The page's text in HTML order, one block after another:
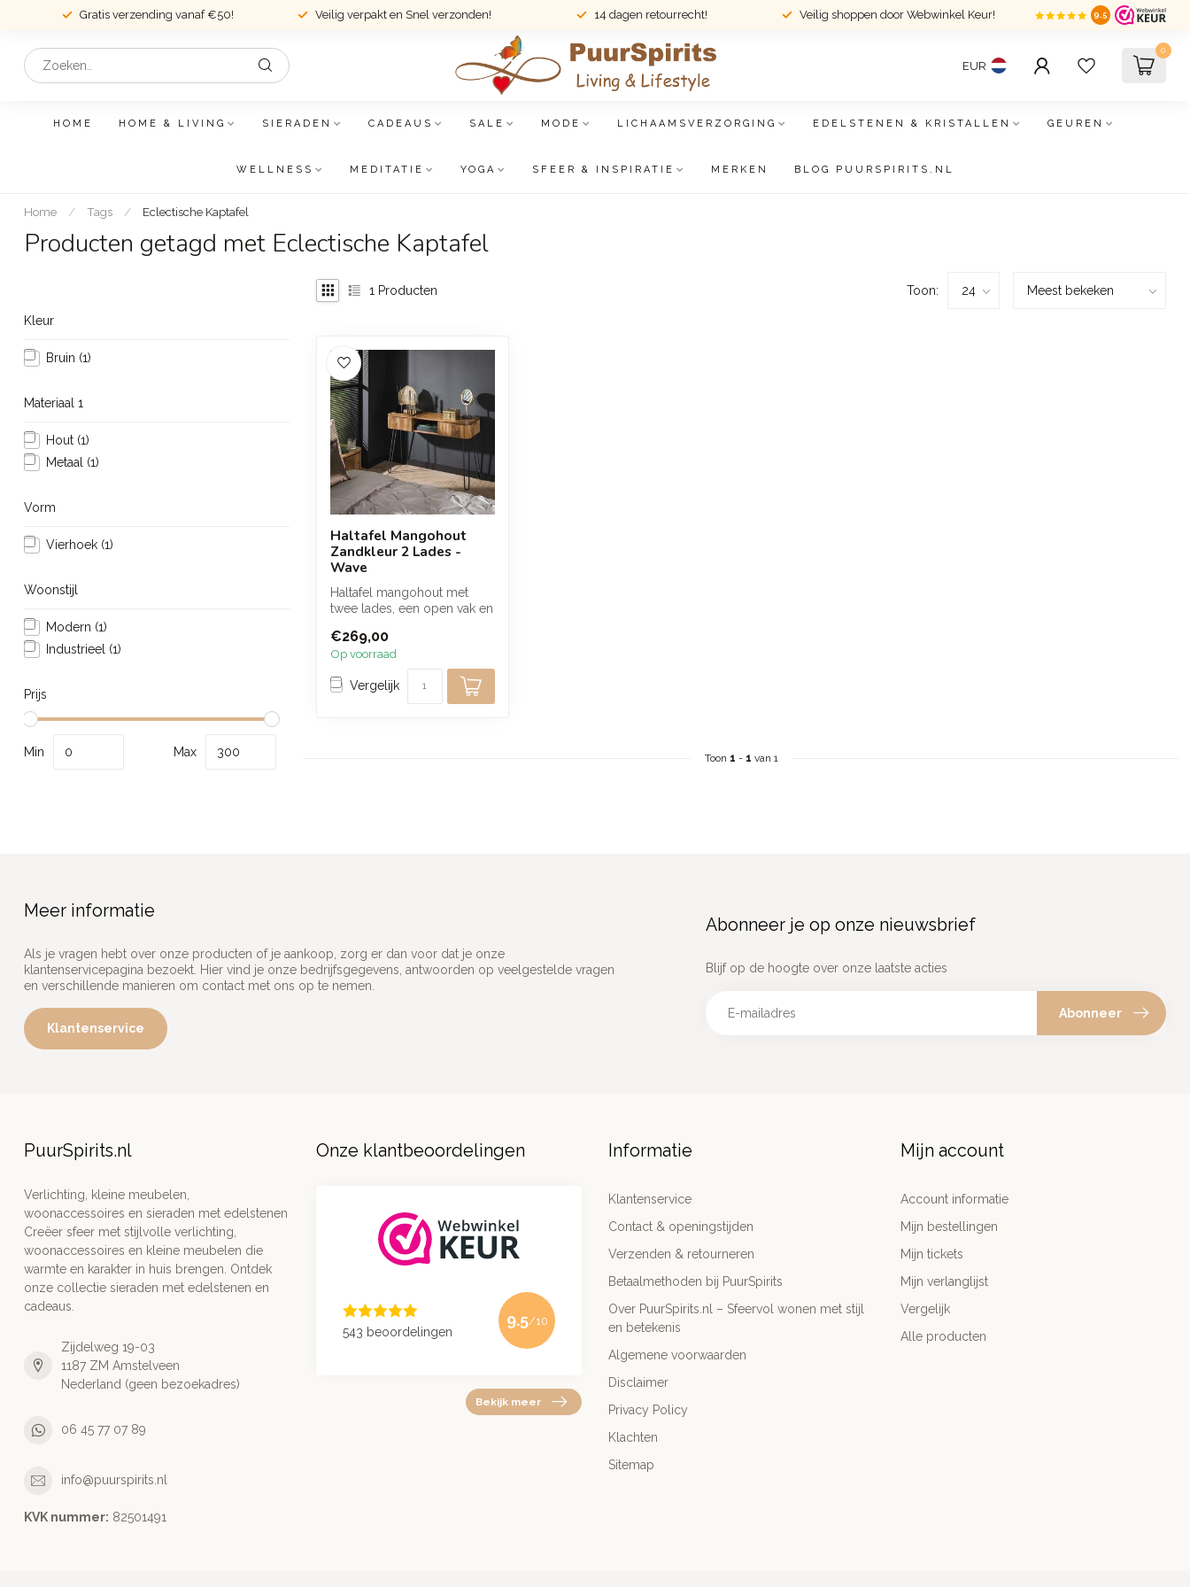
Gratis verzending vanaf €50! Veilig verpakt en Snel verzonden! 14 dagen retourrecht! Veilig shoppen door Webwinkel Keur! 9.5
EUR
0
HOME HOME & LIVING SIERADEN CADEAUS SALE MODE LICHAAMSVERZORGING EDELSTENEN & KRISTALLEN GEUREN
WELLNESS MEDITATIE YOGA SFEER & INSPIRATIE MERKEN BLOG PUURSPIRITS.NL
Home / Tags / Eclectische Kaptafel
Producten getagd met Eclectische Kaptafel
Kleur
Bruin (1)
Materiaal 1
Hout (1)
Metaal (1)
Vorm
Vierhoek (1)
Woonstijl
Modern (1)
Industrieel (1)
Prijs
Min Max
1 Producten Toon:
Haltafel Mangohout
Zandkleur 2 Lades -
Wave
Haltafel mangohout met
twee lades, een open vak en
afwerk...
€269,00
Op voorraad
Vergelijk
Toon 1 - 1 van 1
Meer informatie
Als je vragen hebt over onze producten of je aankoop, zorg er dan voor dat je onze
klantenservicepagina bezoekt. Hier vind je onze bedrijfsgegevens, antwoorden op veelgestelde vragen
en verschillende manieren om contact met ons op te nemen.
Klantenservice
Abonneer je op onze nieuwsbrief
Blijf op de hoogte over onze laatste acties
Abonneer
PuurSpirits.nl
Verlichting, kleine meubelen,
woonaccessoires en sieraden met edelstenen
Creëer sfeer met stijlvolle verlichting,
woonaccessoires en kleine meubelen die
warmte en karakter in huis brengen. Ontdek
onze collectie sieraden met edelstenen en
cadeaus.
Zijdelweg 19-03
1187 ZM Amstelveen
Nederland (geen bezoekadres)
06 45 77 07 89
info@puurspirits.nl
KVK nummer: 82501491
Onze klantbeoordelingen
543 beoordelingen
9.5/10
Bekijk meer
Informatie
Klantenservice
Contact & openingstijden
Verzenden & retourneren
Betaalmethoden bij PuurSpirits
Over PuurSpirits.nl – Sfeervol wonen met stijl
en betekenis
Algemene voorwaarden
Disclaimer
Privacy Policy
Klachten
Sitemap
Mijn account
Account informatie
Mijn bestellingen
Mijn tickets
Mijn verlanglijst
Vergelijk
Alle producten